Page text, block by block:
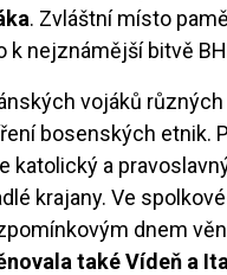
. Zvláštní místo
k nejznámější bitvě
vojáků
bosenských etnik.
katolický a
krajany. Ve
dnem
také Vídeň a